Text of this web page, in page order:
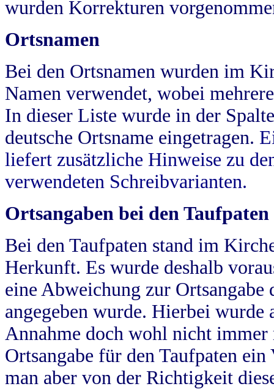
wurden Korrekturen
Ortsnamen
Bei den Ortsnamen wurden im
Namen verwendet, wobei
In dieser Liste wurde in der
deutsche Ortsname eingetragen.
liefert zusätzliche Hinweise zu
verwendeten Schreibvarianten.
Ortsangaben bei den Taufpaten
Bei den Taufpaten stand im
Herkunft. Es wurde deshalb
eine Abweichung zur
angegeben wurde. Hierbei wurde
Annahme doch wohl nicht
Ortsangabe für den Taufpaten
man aber von der Richtigkeit